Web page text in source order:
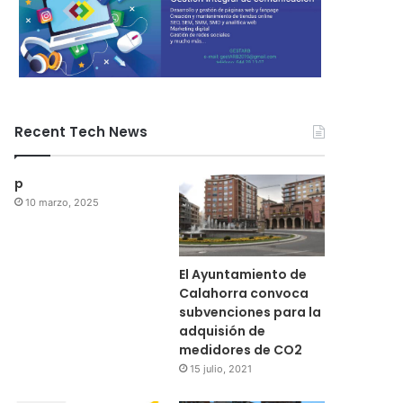
Recent Tech News
p
10 marzo, 2025
El Ayuntamiento de
Calahorra convoca
subvenciones para la
adquisión de
medidores de CO2
15 julio, 2021